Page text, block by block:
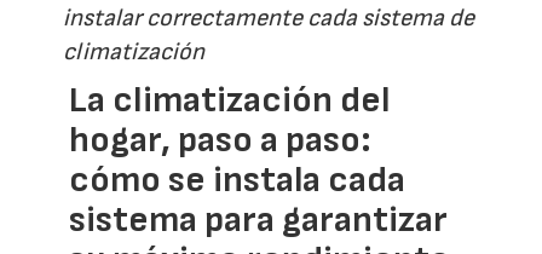
instalar correctamente cada sistema de
climatización
La climatización del
hogar, paso a paso:
cómo se instala cada
sistema para garantizar